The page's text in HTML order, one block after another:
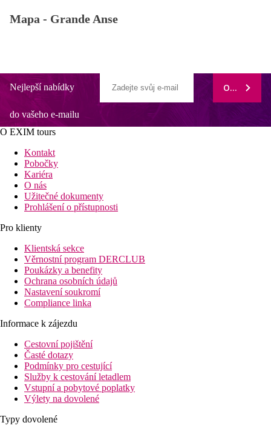
Mapa - Grande Anse
Nejlepší nabídky
do vašeho e-mailu
ODEBÍRAT
O EXIM tours
Kontakt
Pobočky
Kariéra
O nás
Užitečné dokumenty
Prohlášení o přístupnosti
Pro klienty
Klientská sekce
Věrnostní program DERCLUB
Poukázky a benefity
Ochrana osobních údajů
Nastavení soukromí
Compliance linka
Informace k zájezdu
Cestovní pojištění
Časté dotazy
Podmínky pro cestující
Služby k cestování letadlem
Vstupní a pobytové poplatky
Výlety na dovolené
Typy dovolené